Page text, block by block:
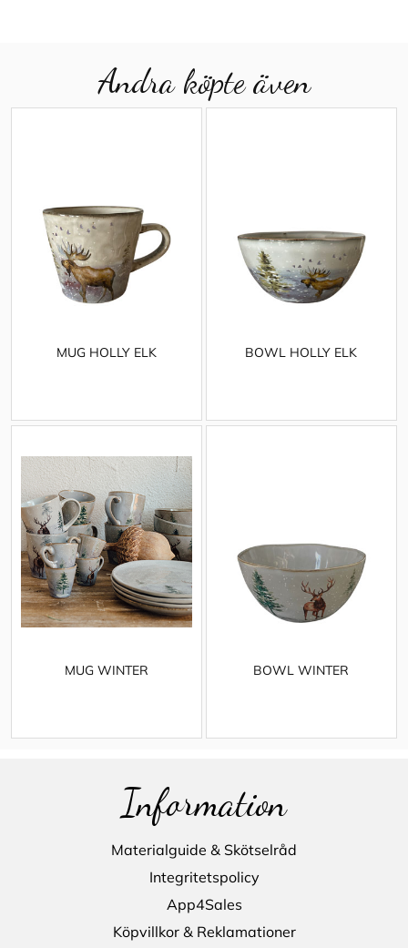
Andra köpte även
MUG HOLLY ELK BOWL HOLLY ELK
MUG WINTER BOWL WINTER
Information
Materialguide & Skötselråd
Integritetspolicy
App4Sales
Köpvillkor & Reklamationer